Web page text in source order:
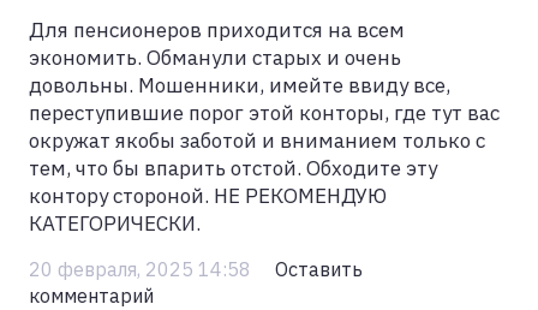
Для пенсионеров приходится на всем
экономить. Обманули старых и очень
довольны. Мошенники, имейте ввиду все,
переступившие порог этой конторы, где тут вас
окружат якобы заботой и вниманием только с
тем, что бы впарить отстой. Обходите эту
контору стороной. НЕ РЕКОМЕНДУЮ
КАТЕГОРИЧЕСКИ.
20 февраля, 2025 14:58
Оставить
комментарий